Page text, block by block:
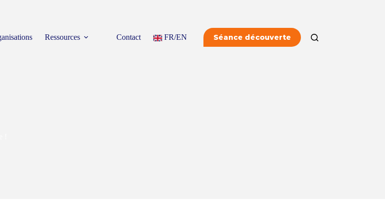
Ressources Contact FR/EN Séance découverte